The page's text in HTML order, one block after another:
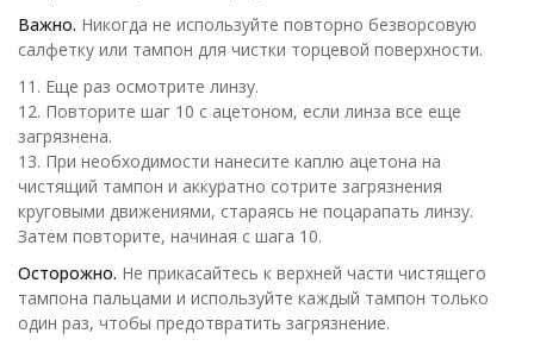
Важно. Никогда не используйте повторно безворсовую
салфетку или тампон для чистки торцевой поверхности.
11. Еще раз осмотрите линзу.
12. Повторите шаг 10 с ацетоном, если линза все еще
загрязнена.
13. При необходимости нанесите каплю ацетона на
чистящий тампон и аккуратно сотрите загрязнения
круговыми движениями, стараясь не поцарапать линзу.
Затем повторите, начиная с шага 10.
Осторожно. Не прикасайтесь к верхней части чистящего
тампона пальцами и используйте каждый тампон только
один раз, чтобы предотвратить загрязнение.